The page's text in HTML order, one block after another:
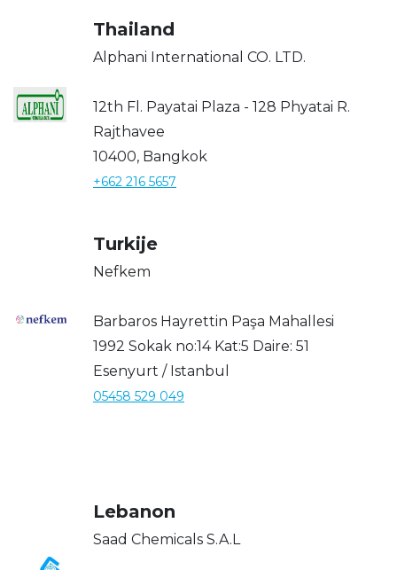
Thailand
Alphani International CO. LTD.
12th Fl. Payatai Plaza - 128 Phyatai R.
Rajthavee
10400, Bangkok
+662 216 5657
Turkije
Nefkem
Barbaros Hayrettin Paşa Mahallesi
1992 Sokak no:14 Kat:5 Daire: 51
Esenyurt / Istanbul
05458 529 049
Lebanon
Saad Chemicals S.A.L